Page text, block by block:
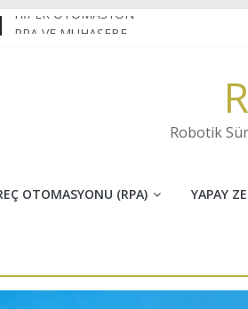
HİPER OTOMASYON
OPTİK KARAKTER TANIMA(OCR) NEDİR?
Robotik
OTOMASYONU (RPA) YAPAY